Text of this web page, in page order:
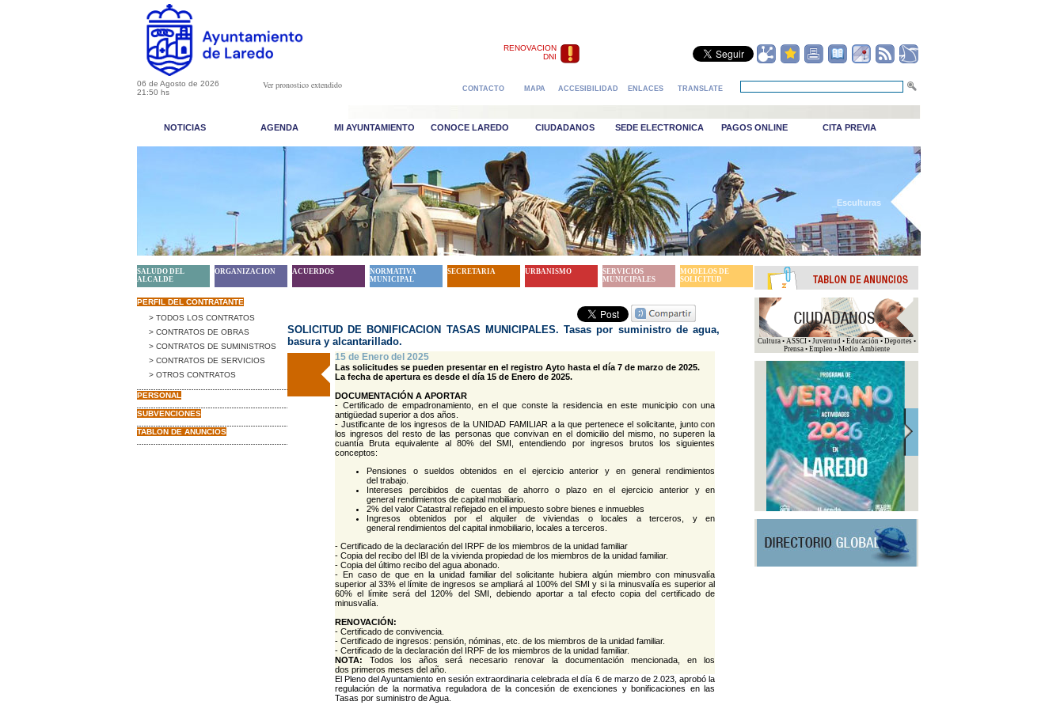
RENOVACION
DNI
06 de Agosto de 2026
21:50 hs
Ver pronostico extendido CONTACTO MAPA ACCESIBILIDAD ENLACES TRANSLATE
NOTICIAS AGENDA MI AYUNTAMIENTO CONOCE LAREDO CIUDADANOS SEDE ELECTRONICA PAGOS ONLINE CITA PREVIA
_Esculturas
SALUDO DEL
ALCALDE
ORGANIZACION ACUERDOS
NORMATIVA
MUNICIPAL
SECRETARIA URBANISMO
SERVICIOS
MUNICIPALES
MODELOS DE
SOLICITUD
PERFIL DEL CONTRATANTE
> TODOS LOS CONTRATOS
> CONTRATOS DE OBRAS
> CONTRATOS DE SUMINISTROS
> CONTRATOS DE SERVICIOS
> OTROS CONTRATOS
PERSONAL
SUBVENCIONES
TABLON DE ANUNCIOS
SOLICITUD DE BONIFICACION TASAS MUNICIPALES. Tasas por suministro de agua,
basura y alcantarillado.
15 de Enero del 2025
Las solicitudes se pueden presentar en el registro Ayto hasta el día 7 de marzo de 2025.
La fecha de apertura es desde el día 15 de Enero de 2025.
DOCUMENTACIÓN A APORTAR
- Certificado de empadronamiento, en el que conste la residencia en este municipio con una
antigüedad superior a dos años.
- Justificante de los ingresos de la UNIDAD FAMILIAR a la que pertenece el solicitante, junto con
los ingresos del resto de las personas que convivan en el domicilio del mismo, no superen la
cuantía Bruta equivalente al 80% del SMI, entendiendo por ingresos brutos los siguientes
conceptos:
Pensiones o sueldos obtenidos en el ejercicio anterior y en general rendimientos
del trabajo.
Intereses percibidos de cuentas de ahorro o plazo en el ejercicio anterior y en
general rendimientos de capital mobiliario.
2% del valor Catastral reflejado en el impuesto sobre bienes e inmuebles
Ingresos obtenidos por el alquiler de viviendas o locales a terceros, y en
general rendimientos del capital inmobiliario, locales a terceros.
- Certificado de la declaración del IRPF de los miembros de la unidad familiar
- Copia del recibo del IBI de la vivienda propiedad de los miembros de la unidad familiar.
- Copia del último recibo del agua abonado.
- En caso de que en la unidad familiar del solicitante hubiera algún miembro con minusvalía
superior al 33% el límite de ingresos se ampliará al 100% del SMI y si la minusvalía es superior al
60% el límite será del 120% del SMI, debiendo aportar a tal efecto copia del certificado de
minusvalía.
RENOVACIÓN:
- Certificado de convivencia.
- Certificado de ingresos: pensión, nóminas, etc. de los miembros de la unidad familiar.
- Certificado de la declaración del IRPF de los miembros de la unidad familiar.
NOTA:Todos los años será necesario renovar la documentación mencionada, en los
dos primeros meses del año.
El Pleno del Ayuntamiento en sesión extraordinaria celebrada el día 6 de marzo de 2.023, aprobó la
regulación de la normativa reguladora de la concesión de exenciones y bonificaciones en las
Tasas por suministro de Agua.
Cultura • ASSCI • Juventud • Educación • Deportes •
Prensa • Empleo • Medio Ambiente